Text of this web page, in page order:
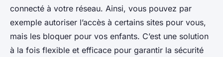
connecté à votre réseau. Ainsi, vous pouvez par
exemple autoriser l’accès à certains sites pour vous,
mais les bloquer pour vos enfants. C’est une solution
à la fois flexible et efficace pour garantir la sécurité